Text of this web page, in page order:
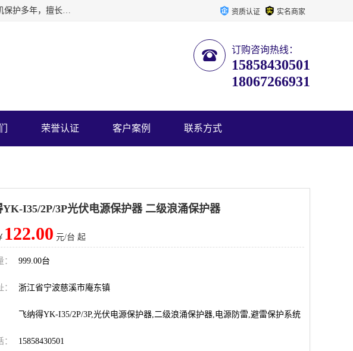
宁波飞纳得电器有限公司以工业电器为主导，集研发，制造，贸易，服务等功能于一体的科技型企业，专注电机保护多年，擅长单片机技术在工业控制、电力电子、汽车电子等领域的应用。主要产品有电机保护器，缺相保护器，相序保护器，电压电流表，浪涌保护器，温控器等我们的使命是通过系统的解决方案为客户创造高的价值，我们也热诚欢迎国内外客户来公司考察交流。 资质认证 实名商家
订购咨询热线：
15858430501
18067266931
荣誉认证 客户案例 联系方式
YK-I35/2P/3P光伏电源保护器 二级浪涌保护器
122.00 元/台 起
999.00台
浙江省宁波慈溪市庵东镇
飞纳得YK-I35/2P/3P,光伏电源保护器,二级浪涌保护器,电源防雷,避雷保护系统
15858430501